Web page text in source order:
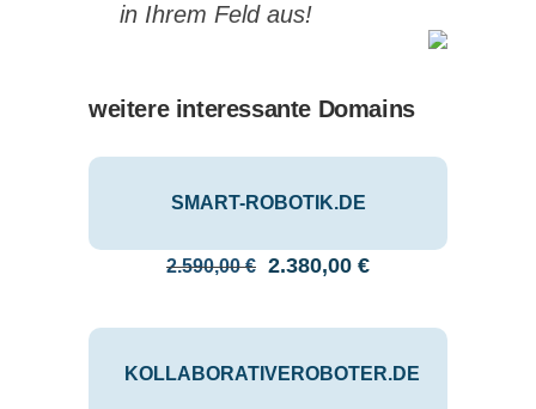
in Ihrem Feld aus!
weitere interessante Domains
SMART-ROBOTIK.DE
2.590,00€ Ursprünglicher
war:
2.380,00 €Aktueller
ist:
KOLLABORATIVEROBOTER.DE